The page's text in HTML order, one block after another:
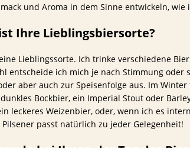
und Aroma in dem Sinne entwickeln, wie
Ihre Lieblingsbiersorte?
Lieblingssorte. Ich trinke verschiedene
entscheide ich mich je nach Stimmung oder
aber auch zur Speisenfolge aus. Im
Bockbier, ein Imperial Stout oder
leckeres Weizenbier, oder, wenn ich es
passt natürlich zu jeder Gelegenheit!